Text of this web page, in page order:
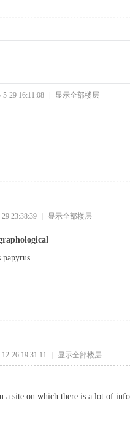
29 16:11:08 显示全部楼层
23:38:39 显示全部楼层
papyrus
26 19:31:11 显示全部楼层
a site on which there is a lot of